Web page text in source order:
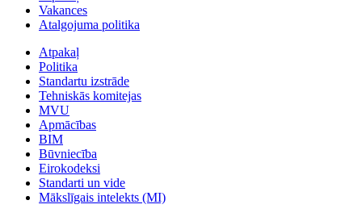
Vakances
Atalgojuma politika
Atpakaļ
Politika
Standartu izstrāde
Tehniskās komitejas
MVU
Apmācības
BIM
Būvniecība
Eirokodeksi
Standarti un vide
Mākslīgais intelekts (MI)